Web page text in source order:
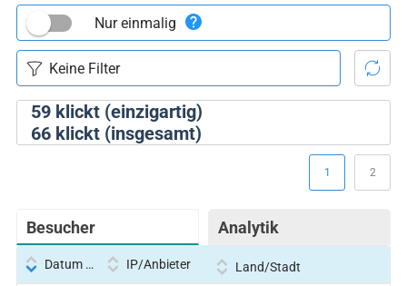
59klickt (einzigartig)
66klickt (insgesamt)
Nur einmalig
Besucher Analytik
1 2
Datum und Uhrzeit IP/Anbieter Land/Stadt